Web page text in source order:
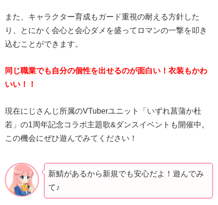
また、キャラクター育成もガード重視の耐える方針した
り、とにかく会心と会心ダメを盛ってロマンの一撃を叩き
込むことができます。
同じ職業でも自分の個性を出せるのが面白い！衣装もかわ
いい！！
現在にじさんじ所属のVTuberユニット「いずれ菖蒲か杜
若」の1周年記念コラボ主題歌&ダンスイベントも開催中。
この機会にぜひ遊んでみてください！
新鯖があるから新規でも安心だよ！遊んでみ
て♪